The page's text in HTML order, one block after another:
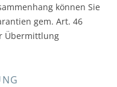
können Sie
gem. Art. 46
Übermittlung